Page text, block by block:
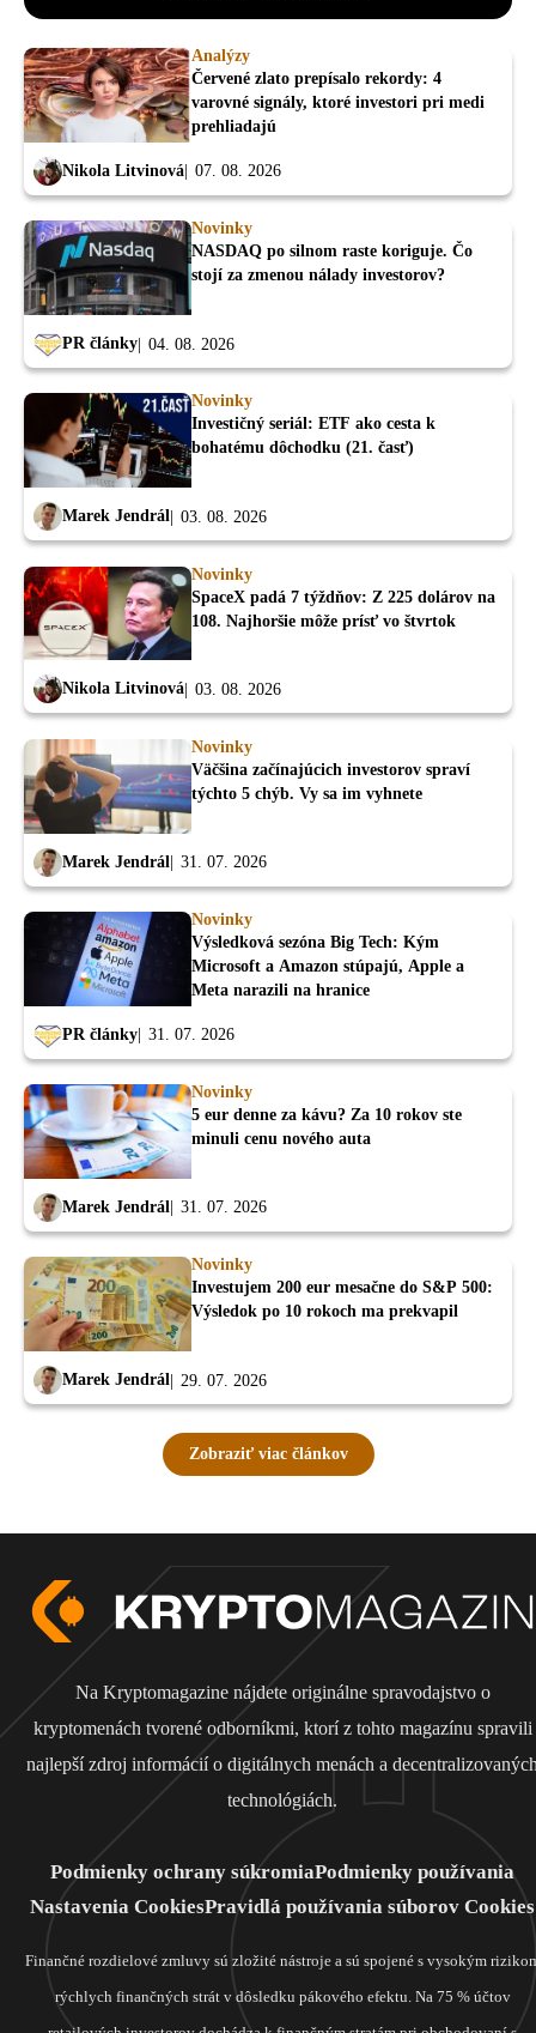
Analýzy
Červené zlato prepísalo rekordy: 4
varovné signály, ktoré investori pri medi
prehliadajú
Nikola Litvinová 07. 08. 2026
Novinky
NASDAQ po silnom raste koriguje. Čo
stojí za zmenou nálady investorov?
PR články 04. 08. 2026
Novinky
Investičný seriál: ETF ako cesta k
bohatému dôchodku (21. časť)
Marek Jendrál 03. 08. 2026
Novinky
SpaceX padá 7 týždňov: Z 225 dolárov na
108. Najhoršie môže prísť vo štvrtok
Nikola Litvinová 03. 08. 2026
Novinky
Väčšina začínajúcich investorov spraví
týchto 5 chýb. Vy sa im vyhnete
Marek Jendrál 31. 07. 2026
Novinky
Výsledková sezóna Big Tech: Kým
Microsoft a Amazon stúpajú, Apple a
Meta narazili na hranice
PR články 31. 07. 2026
Novinky
5 eur denne za kávu? Za 10 rokov ste
minuli cenu nového auta
Marek Jendrál 31. 07. 2026
Novinky
Investujem 200 eur mesačne do S&P 500:
Výsledok po 10 rokoch ma prekvapil
Marek Jendrál 29. 07. 2026
Zobraziť viac článkov
Na Kryptomagazine nájdete originálne spravodajstvo o
kryptomenách tvorené odborníkmi, ktorí z tohto magazínu spravili
najlepší zdroj informácií o digitálnych menách a
technológiách.
Podmienky ochrany súkromiaPodmienky používania
Nastavenia CookiesPravidlá používania súborov Cookies
Finančné rozdielové zmluvy sú zložité nástroje a sú spojené s vysokým
rýchlych finančných strát v dôsledku pákového efektu. Na 75 % účtov